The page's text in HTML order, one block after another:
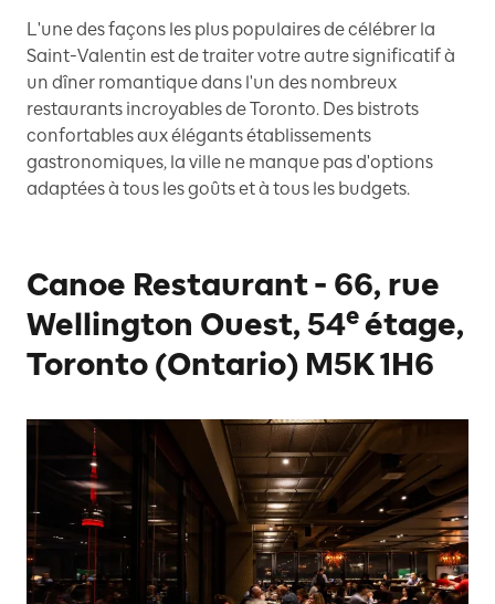
L'une des façons les plus populaires de célébrer la
Saint-Valentin est de traiter votre autre significatif à
un dîner romantique dans l'un des nombreux
restaurants incroyables de Toronto. Des bistrots
confortables aux élégants établissements
gastronomiques, la ville ne manque pas d'options
adaptées à tous les goûts et à tous les budgets.
Canoe Restaurant - 66, rue
Wellington Ouest, 54e étage,
Toronto (Ontario) M5K 1H6